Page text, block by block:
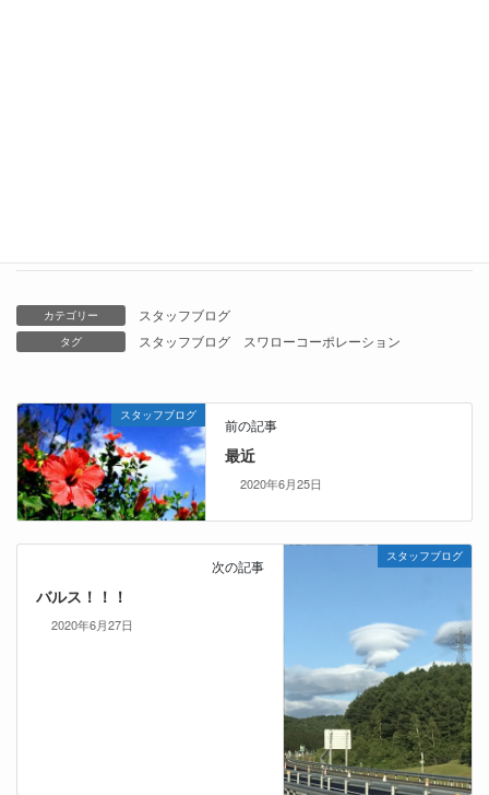
カテゴリー スタッフブログ
タグ スタッフブログ スワローコーポレーション
スタッフブログ
前の記事
最近
2020年6月25日
スタッフブログ
次の記事
バルス！！！
2020年6月27日